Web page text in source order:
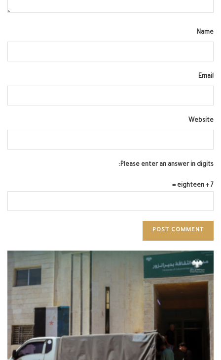
Name
Email
Website
Please enter an answer in digits:
7 + eighteen =